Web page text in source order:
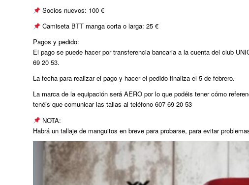
Socios nuevos: 100 €
Camiseta BTT manga corta o larga: 25 €
Pagos y pedido:
El pago se puede hacer por transferencia bancaria a la cuenta del club
69 20 53.
La fecha para realizar el pago y hacer el pedido finaliza el 5 de febrero.
La marca de la equipación será AERO por lo que podéis tener cómo
tenéis que comunicar las tallas al teléfono 607 69 20 53
NOTA:
Habrá un tallaje de manguitos en breve para probarse, para evitar